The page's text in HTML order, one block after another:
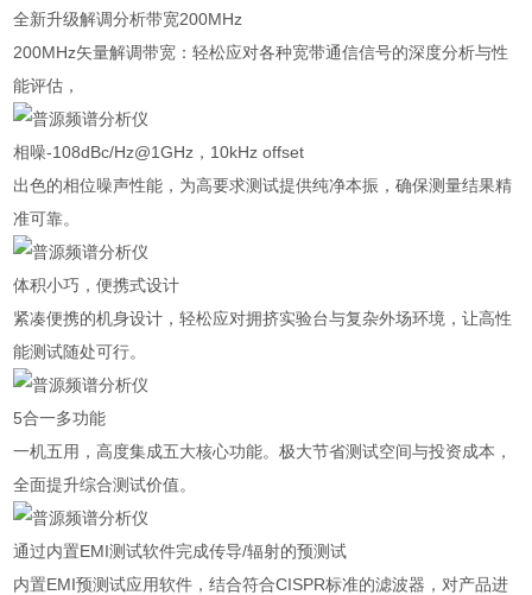
全新升级解调分析带宽200MHz
200MHz矢量解调带宽：轻松应对各种宽带通信信号的深度分析与性
能评估，
相噪-108dBc/Hz@1GHz，10kHz offset
出色的相位噪声性能，为高要求测试提供纯净本振，确保测量结果精
准可靠。
体积小巧，便携式设计
紧凑便携的机身设计，轻松应对拥挤实验台与复杂外场环境，让高性
能测试随处可行。
5合一多功能
一机五用，高度集成五大核心功能。极大节省测试空间与投资成本，
全面提升综合测试价值。
通过内置EMI测试软件完成传导/辐射的预测试
内置EMI预测试应用软件，结合符合CISPR标准的滤波器，对产品进